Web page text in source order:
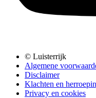
© Luisterrijk
Algemene
Disclaimer
Klachten en
Privacy en cookies